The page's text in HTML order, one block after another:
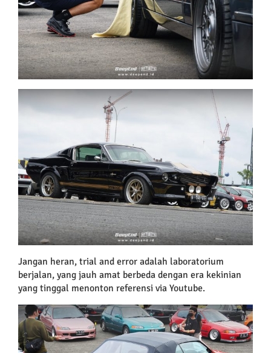
Jangan heran, trial and error adalah laboratorium
berjalan, yang jauh amat berbeda dengan era kekinian
yang tinggal menonton referensi via Youtube.